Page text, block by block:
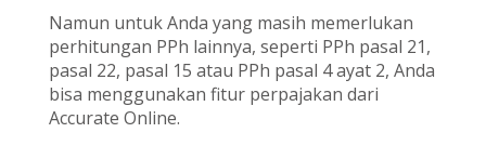
Namun untuk Anda yang masih memerlukan
perhitungan PPh lainnya, seperti PPh pasal 21,
pasal 22, pasal 15 atau PPh pasal 4 ayat 2, Anda
bisa menggunakan fitur perpajakan dari
Accurate Online.